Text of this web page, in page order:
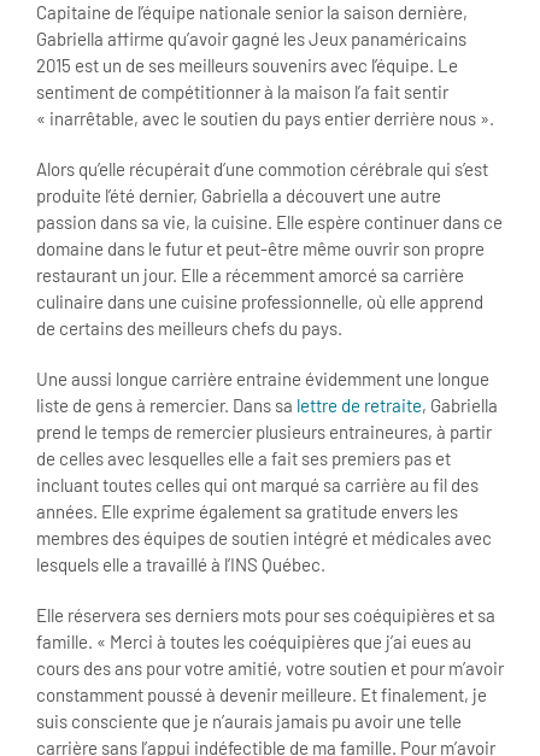
Capitaine de l’équipe nationale senior la saison dernière,
Gabriella affirme qu’avoir gagné les Jeux panaméricains
2015 est un de ses meilleurs souvenirs avec l’équipe. Le
sentiment de compétitionner à la maison l’a fait sentir
« inarrêtable, avec le soutien du pays entier derrière nous ».
Alors qu’elle récupérait d’une commotion cérébrale qui s’est
produite l’été dernier, Gabriella a découvert une autre
passion dans sa vie, la cuisine. Elle espère continuer dans ce
domaine dans le futur et peut-être même ouvrir son propre
restaurant un jour. Elle a récemment amorcé sa carrière
culinaire dans une cuisine professionnelle, où elle apprend
de certains des meilleurs chefs du pays.
Une aussi longue carrière entraine évidemment une longue
liste de gens à remercier. Dans sa lettre de retraite, Gabriella
prend le temps de remercier plusieurs entraineures, à partir
de celles avec lesquelles elle a fait ses premiers pas et
incluant toutes celles qui ont marqué sa carrière au fil des
années. Elle exprime également sa gratitude envers les
membres des équipes de soutien intégré et médicales avec
lesquels elle a travaillé à l’INS Québec.
Elle réservera ses derniers mots pour ses coéquipières et sa
famille. « Merci à toutes les coéquipières que j’ai eues au
cours des ans pour votre amitié, votre soutien et pour m’avoir
constamment poussé à devenir meilleure. Et finalement, je
suis consciente que je n’aurais jamais pu avoir une telle
carrière sans l’appui indéfectible de ma famille. Pour m’avoir